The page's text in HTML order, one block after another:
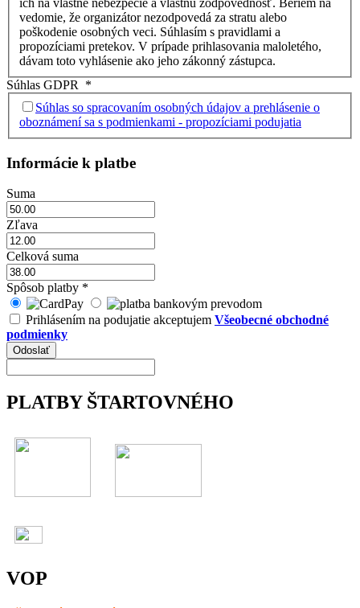
ich na vlastné nebezpečie a vlastnú zodpovednosť. Beriem na
vedomie, že organizátor nezodpovedá za stratu alebo
poškodenie osobných veci. Súhlasím s pravidlami a
propozíciami pretekov. V prípade prihlasovania maloletého,
dávam toto vyhlásenie ako jeho zákonný zástupca.
Súhlas GDPR
*
Súhlas so spracovaním osobných údajov a prehlásenie o
oboznámení sa s podmienkami - propozíciami podujatia
Informácie k platbe
Suma
Zľava
Celková suma
Spôsob platby *
Prihlásením na podujatie akceptujem Všeobecné obchodné
podmienky
PLATBY ŠTARTOVNÉHO
VOP